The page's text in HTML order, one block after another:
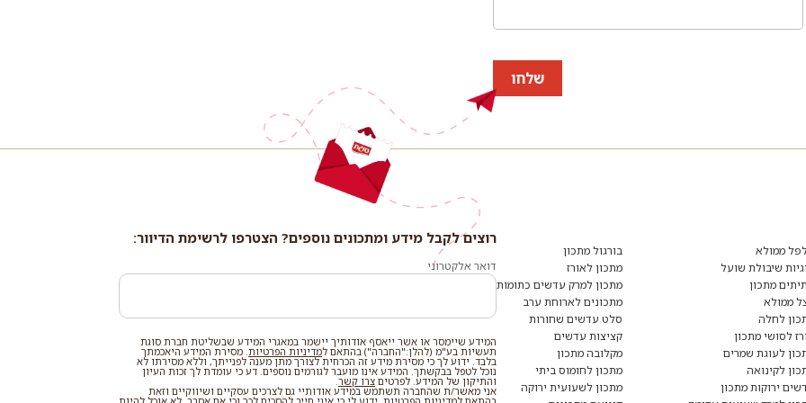
שלחו
ממולא
שיבולת שועל
מתכון
ממולא
לחלה
לסושי מתכון
לעוגת שמרים
לקינואה
ירוקות מתכון
בורגול מתכון
מתכון לאורז
מתכון למרק עדשים כתומות
מתכונים לארוחת ערב
סלט עדשים שחורות
קציצות עדשים
מקלובה מתכון
מתכון לחומוס ביתי
מתכון לשעועית ירוקה
רוצים
מידע
ומתכונים
נוספים?
לרשימת
רוצים לקבל מידע ומתכונים נוספים? הצטרפו לרשימת הדיוור:
דואר אלקטרוני
המידע שיימסר או אשר ייאסף אודותיך יישמר במאגרי המידע שבשליטת חברת סוגת
תעשיות בע"מ (להלן:"החברה") בהתאם למדיניות הפרטיות . מסירת המידע היאכמתך
בלבד. ידוע לך כי מסירת מידע זה הכרחית לצורך מתן מענה לפנייתך, וללא מסירתו לא
נוכל לטפל בבקשתך. המידע אינו מועבר לגורמים נוספים. דע כי עומדת לך זכות העיון
והתיקון של המידע. לפרטים צרו קשר
אני מאשר/ת שהחברה תשתמש במידע אודותיי גם לצרכים עסקיים ושיווקיים וזאת
בהתאם למדיניות הפרטיות . ידוע לי כי איני חייב להסכים לכך וכי אם אסרב, לא אוכל להיות